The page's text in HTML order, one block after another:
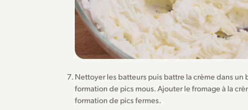
Nettoyer les batteurs puis battre la crème dans un
formation de pics mous. Ajouter le fromage à la
formation de pics fermes.